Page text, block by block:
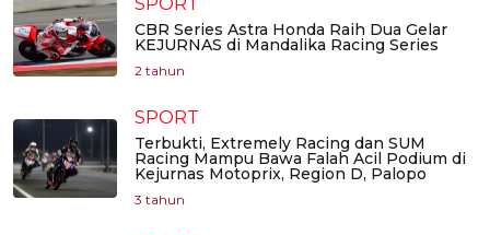
SPORT
CBR Series Astra Honda Raih Dua Gelar
KEJURNAS di Mandalika Racing Series
2 tahun
SPORT
Terbukti, Extremely Racing dan SUM
Racing Mampu Bawa Falah Acil Podium di
Kejurnas Motoprix, Region D, Palopo
3 tahun